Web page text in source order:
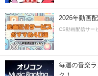
2026年動画
CS動画配信サー
毎週の音楽